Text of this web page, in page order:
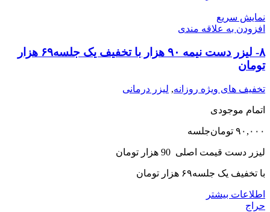
نمایش سریع
افزودن به علاقه مندی
۸- لیزر دست نیمه ۹۰ هزار با تخفیف یک جلسه۶٩ هزار
تومان
تخفیف های ویژه روزانه, لیزر درمانی
اتمام موجودی
۹۰,۰۰۰ تومانجلسه
لیزر دست قیمت اصلی 90 هزار تومان
با تخفیف یک جلسه۶٩ هزار تومان
اطلاعات بیشتر
حراج